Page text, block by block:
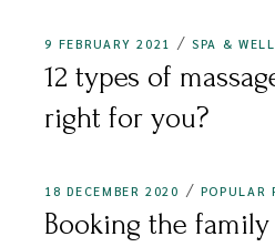
9 FEBRUARY 2021 SPA &
12 types of
right for you?
18 DECEMBER 2020 POPULAR
Booking the